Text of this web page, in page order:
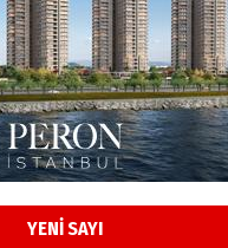
YENİ SAYI
Esat BİNDESEN
Başkan Sekmen’den Erzurum’a
bir vizyon proje daha!
02 Ağustos 2026 Pazar
Kadir SABUNCUOĞLU
Erzurumspor’un köşe taşları
29 Haziran 2026 Pazartesi
Kenan GÜLERCİ